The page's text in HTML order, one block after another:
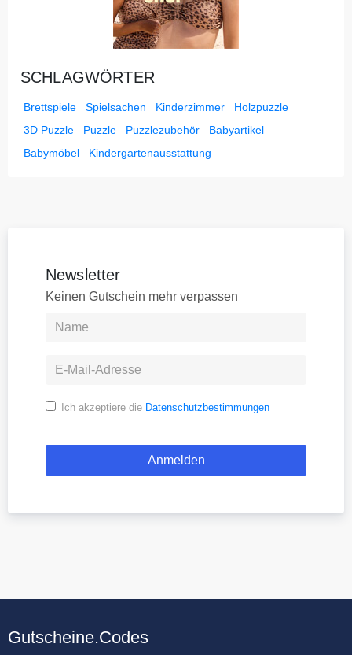
SCHLAGWÖRTER
Brettspiele Spielsachen Kinderzimmer
Holzpuzzle
3D Puzzle
Puzzle Puzzlezubehör
Babyartikel
Babymöbel
Kindergartenausstattung
Newsletter
Keinen Gutschein mehr verpassen
Ich akzeptiere die Datenschutzbestimmungen
Gutscheine.Codes